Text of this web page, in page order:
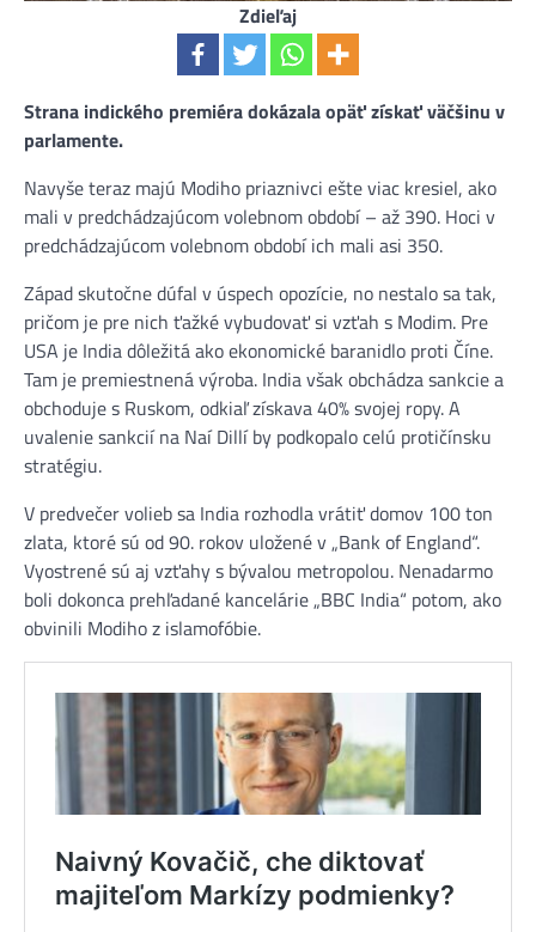
Zdieľaj
Strana indického premiéra dokázala opäť získať väčšinu v
parlamente.
Navyše teraz majú Modiho priaznivci ešte viac kresiel, ako
mali v predchádzajúcom volebnom období – až 390. Hoci v
predchádzajúcom volebnom období ich mali asi 350.
Západ skutočne dúfal v úspech opozície, no nestalo sa tak,
pričom je pre nich ťažké vybudovať si vzťah s Modim. Pre
USA je India dôležitá ako ekonomické baranidlo proti Číne.
Tam je premiestnená výroba. India však obchádza sankcie a
obchoduje s Ruskom, odkiaľ získava 40% svojej ropy. A
uvalenie sankcií na Naí Dillí by podkopalo celú protičínsku
stratégiu.
V predvečer volieb sa India rozhodla vrátiť domov 100 ton
zlata, ktoré sú od 90. rokov uložené v „Bank of England“.
Vyostrené sú aj vzťahy s bývalou metropolou. Nenadarmo
boli dokonca prehľadané kancelárie „BBC India“ potom, ako
obvinili Modiho z islamofóbie.